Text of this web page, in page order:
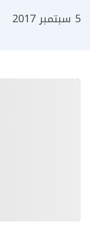
5 سبتمبر 2017